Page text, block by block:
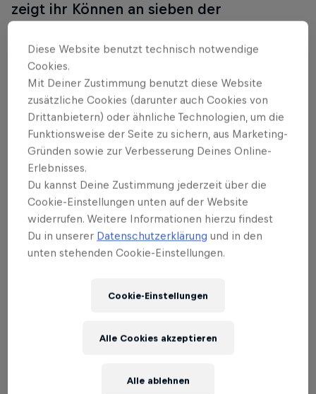
zeigt ihr Können an sieben der
Seid live dabei, wenn sich Skater:innen wie Vladik
Scholz, Leticia Bufoni und Gustavo Ribeiro an den
ikonischen Pariser Spots im K.O.-Modus battlen.
Teil dieses Events
Letícia Bufoni
Brasilien
Portugal
Ähnliche Events
Diese Website benutzt technisch notwendige
Cookies.
Mit Deiner Zustimmung benutzt diese Website
zusätzliche Cookies (darunter auch Cookies von
Drittanbietern) oder ähnliche Technologien, um die
Funktionsweise der Seite zu sichern, aus Marketing-
Gründen sowie zur Verbesserung Deines Online-
Erlebnisses.
Du kannst Deine Zustimmung jederzeit über die
Cookie-Einstellungen unten auf der Website
widerrufen. Weitere Informationen hierzu findest
Du in unserer Datenschutzerklärung und in den
unten stehenden Cookie-Einstellungen.
Cookie-Einstellungen
Alle ablehnen
Alle Cookies akzeptieren